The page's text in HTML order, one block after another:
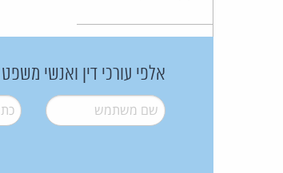
אלפי עורכי דין ואנשי
שם משתמש* דואל